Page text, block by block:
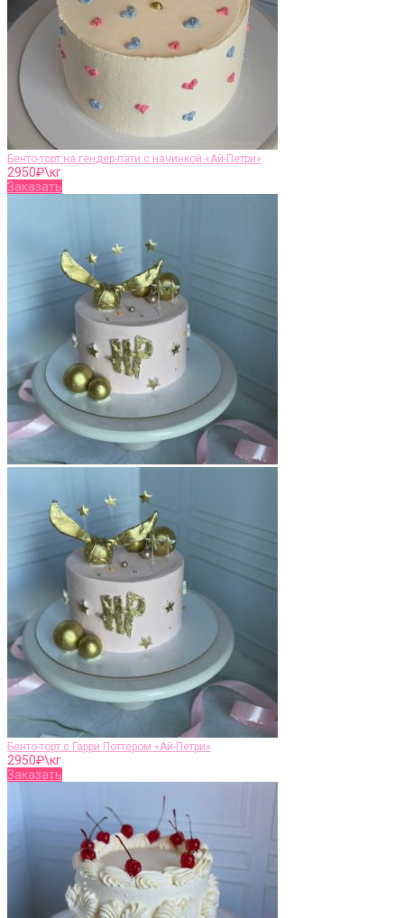
Бенто-торт на гендер-пати с начинкой «Ай-Петри»
2950₽\кг
Заказать
Бенто-торт с Гарри Поттером «Ай-Петри»
2950₽\кг
Заказать